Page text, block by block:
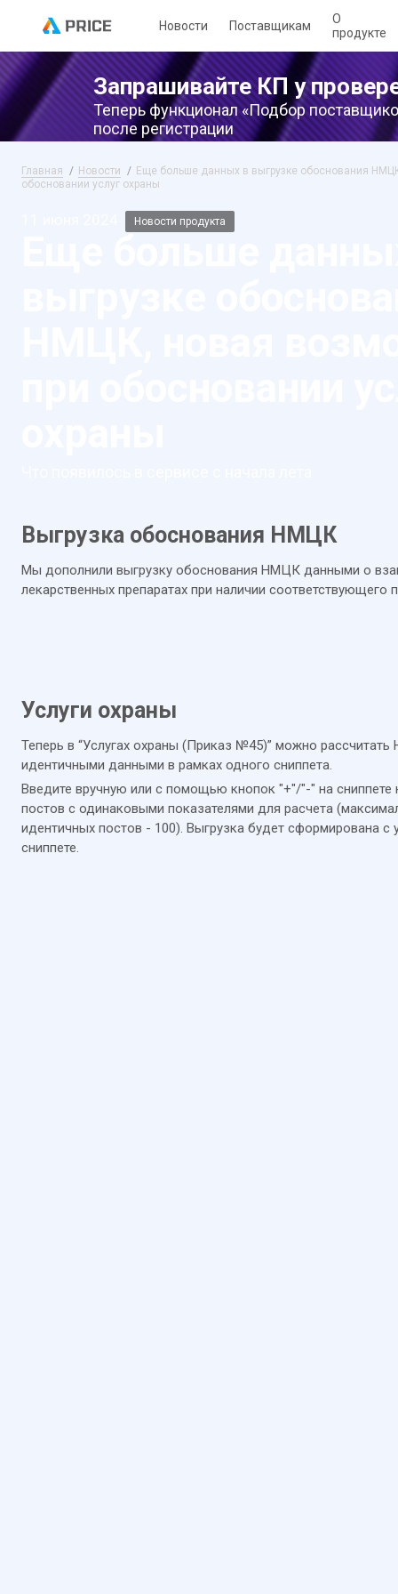
Новости Поставщикам
О
продукте
Запрашивайте КП у
Теперь функционал «Подбор
после регистрации
Главная Новости
Еще больше данных в выгрузке обоснования
обосновании услуг охраны
Новости продукта
Выгрузка обоснования НМЦК
Мы дополнили выгрузку обоснования НМЦК данными о
лекарственных препаратах при наличии соответствующего
Услуги охраны
Теперь в “Услугах охраны (Приказ №45)” можно
идентичными данными в рамках одного сниппета.
Введите вручную или с помощью кнопок "+"/"-" на сниппете
постов с одинаковыми показателями для расчета
идентичных постов - 100). Выгрузка будет сформирована
сниппете.